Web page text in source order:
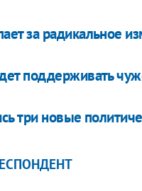
за радикальное
поддерживать
три новые